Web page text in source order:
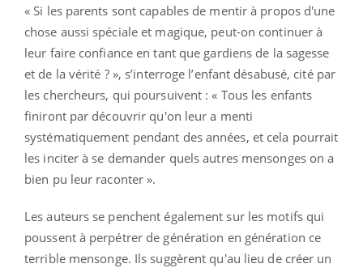
« Si les parents sont capables de mentir à propos d'une
chose aussi spéciale et magique, peut-on continuer à
leur faire confiance en tant que gardiens de la sagesse
et de la vérité ? », s’interroge l’enfant désabusé, cité par
les chercheurs, qui poursuivent : « Tous les enfants
finiront par découvrir qu'on leur a menti
systématiquement pendant des années, et cela pourrait
les inciter à se demander quels autres mensonges on a
bien pu leur raconter ».
Les auteurs se penchent également sur les motifs qui
poussent à perpétrer de génération en génération ce
terrible mensonge. Ils suggèrent qu'au lieu de créer un